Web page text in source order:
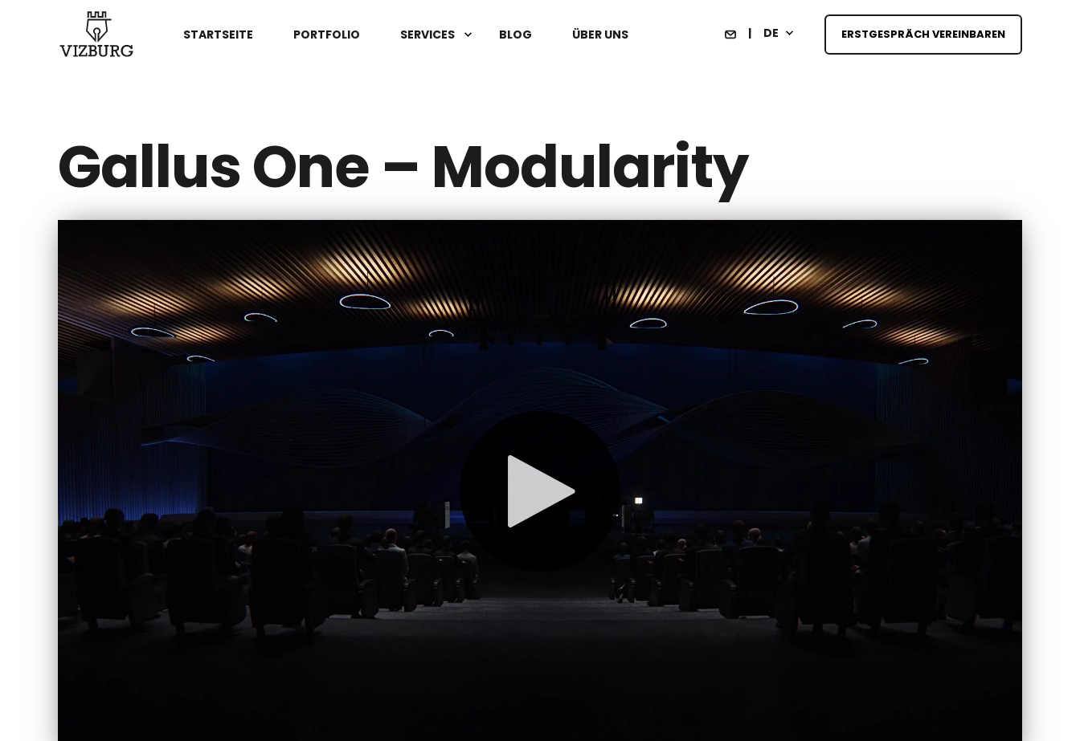
STARTSEITE PORTFOLIO SERVICES BLOG ÜBER UNS DE ERSTGESPRÄCH VEREINBAREN
Gallus One – Modularity